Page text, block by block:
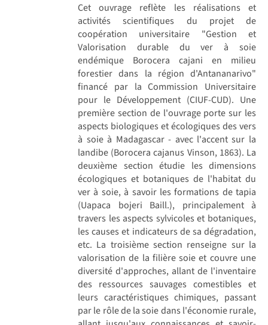
Cet ouvrage reflète les réalisations et
activités scientifiques du projet de
coopération universitaire "Gestion et
Valorisation durable du ver à soie
endémique Borocera cajani en milieu
forestier dans la région d'Antananarivo"
financé par la Commission Universitaire
pour le Développement (CIUF-CUD). Une
première section de l'ouvrage porte sur les
aspects biologiques et écologiques des vers
à soie à Madagascar - avec l'accent sur la
landibe (Borocera cajanus Vinson, 1863). La
deuxième section étudie les dimensions
écologiques et botaniques de l'habitat du
ver à soie, à savoir les formations de tapia
(Uapaca bojeri Baill.), principalement à
travers les aspects sylvicoles et botaniques,
les causes et indicateurs de sa dégradation,
etc. La troisième section renseigne sur la
valorisation de la filière soie et couvre une
diversité d'approches, allant de l'inventaire
des ressources sauvages comestibles et
leurs caractéristiques chimiques, passant
par le rôle de la soie dans l'économie rurale,